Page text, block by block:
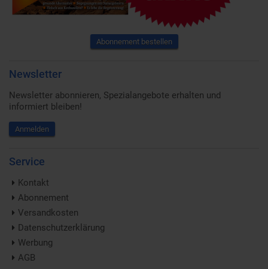
Abonnement bestellen
Newsletter
Newsletter abonnieren, Spezialangebote erhalten und
informiert bleiben!
Anmelden
Service
Kontakt
Abonnement
Versandkosten
Datenschutzerklärung
Werbung
AGB